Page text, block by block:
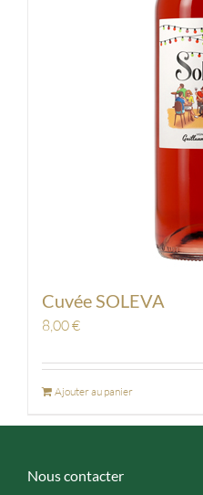
Cuvée SOLEVA
8,00€
Ajouter au panier
Nous contacter